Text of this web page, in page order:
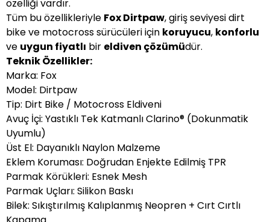
özelliği vardır.
Tüm bu özellikleriyle Fox Dirtpaw, giriş seviyesi dirt
bike ve motocross sürücüleri için koruyucu, konforlu
ve uygun fiyatlı bir eldiven çözümüdür.
Teknik Özellikler:
Marka: Fox
Model: Dirtpaw
Tip: Dirt Bike / Motocross Eldiveni
Avuç İçi: Yastıklı Tek Katmanlı Clarino® (Dokunmatik
Uyumlu)
Üst El: Dayanıklı Naylon Malzeme
Eklem Koruması: Doğrudan Enjekte Edilmiş TPR
Parmak Körükleri: Esnek Mesh
Parmak Uçları: Silikon Baskı
Bilek: Sıkıştırılmış Kalıplanmış Neopren + Cırt Cırtlı